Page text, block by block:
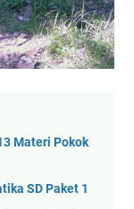
Materi Pokok
SD Paket 1